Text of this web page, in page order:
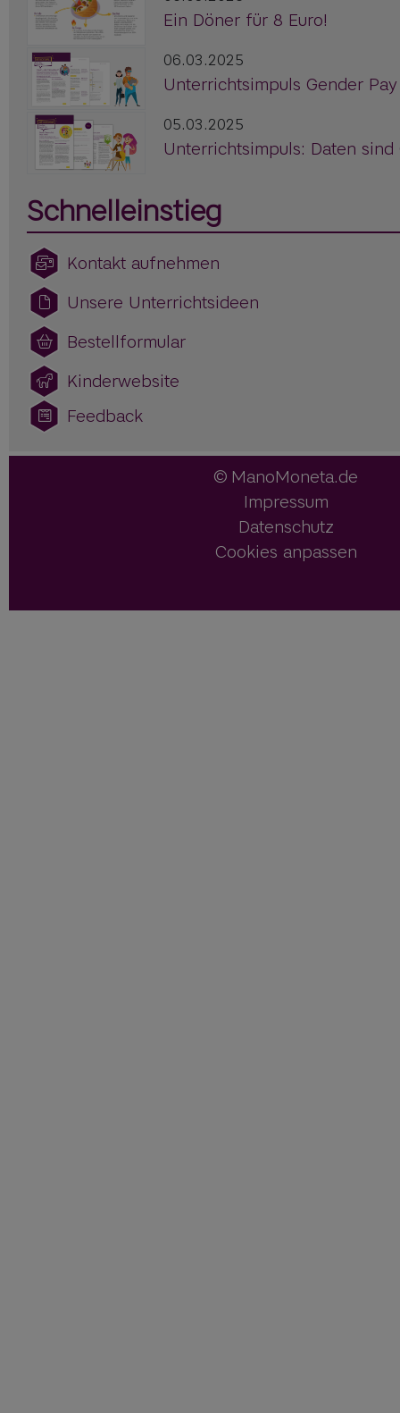
Ein Döner für 8 Euro!
06.03.2025
Unterrichtsimpuls Gender
05.03.2025
Unterrichtsimpuls: Daten sind
Schnelleinstieg
Kontakt aufnehmen
Unsere Unterrichtsideen
Bestellformular
Kinderwebsite
Feedback
ManoMoneta.de
Impressum
Datenschutz
Cookies anpassen